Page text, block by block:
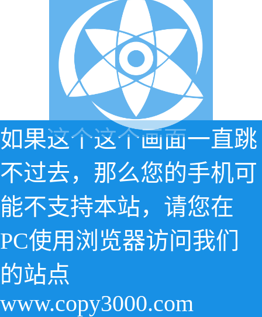
如果这个这个画面一直跳
不过去，那么您的手机可
能不支持本站，请您在
PC使用浏览器访问我们
的站点
www.copy3000.com